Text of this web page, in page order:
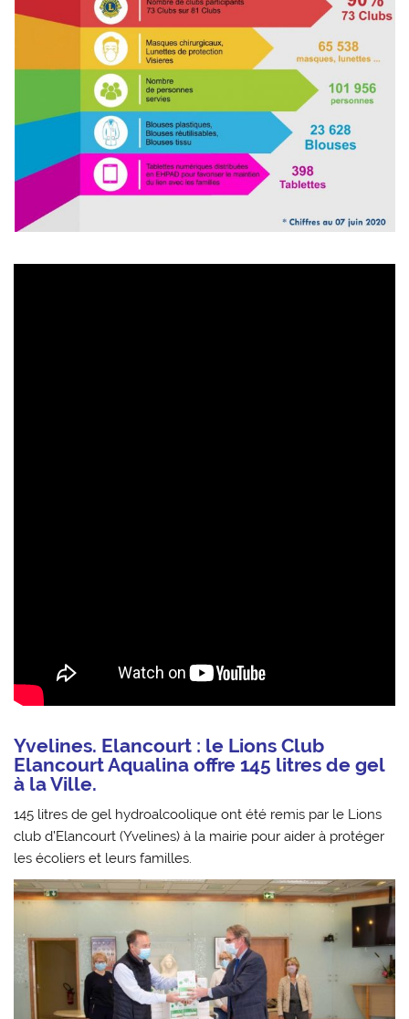
Yvelines. Elancourt : le Lions Club
Elancourt Aqualina offre 145 litres de gel
à la Ville.
145 litres de gel hydroalcoolique ont été remis par le Lions
club d’Elancourt (Yvelines) à la mairie pour aider à protéger
les écoliers et leurs familles.